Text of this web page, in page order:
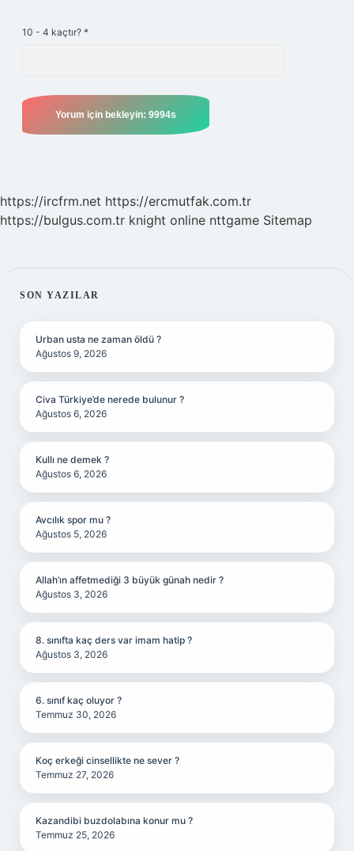
10 - 4 kaçtır? *
https://ircfrm.net https://ercmutfak.com.tr
https://bulgus.com.tr knight online nttgame Sitemap
SIDEBAR
SON YAZILAR
Urban usta ne zaman öldü ?
Ağustos 9, 2026
Civa Türkiye’de nerede bulunur ?
Ağustos 6, 2026
Kullı ne demek ?
Ağustos 6, 2026
Avcılık spor mu ?
Ağustos 5, 2026
Allah’ın affetmediği 3 büyük günah nedir ?
Ağustos 3, 2026
8. sınıfta kaç ders var imam hatip ?
Ağustos 3, 2026
6. sınıf kaç oluyor ?
Temmuz 30, 2026
Koç erkeği cinsellikte ne sever ?
Temmuz 27, 2026
Kazandibi buzdolabına konur mu ?
Temmuz 25, 2026